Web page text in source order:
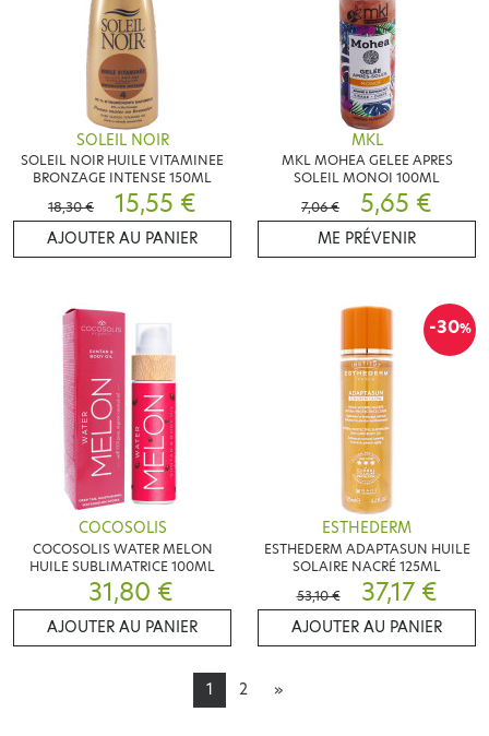
SOLEIL NOIR
SOLEIL NOIR HUILE VITAMINEE
BRONZAGE INTENSE 150ML
18,30 €
15,55 €
AJOUTER AU PANIER
MKL
MKL MOHEA GELEE APRES
SOLEIL MONOI 100ML
7,06 €
5,65 €
ME PRÉVENIR
COCOSOLIS
COCOSOLIS WATER MELON
HUILE SUBLIMATRICE 100ML
31,80 €
AJOUTER AU PANIER
-30%
ESTHEDERM
ESTHEDERM ADAPTASUN HUILE
SOLAIRE NACRÉ 125ML
53,10 €
37,17 €
AJOUTER AU PANIER
1 2 »